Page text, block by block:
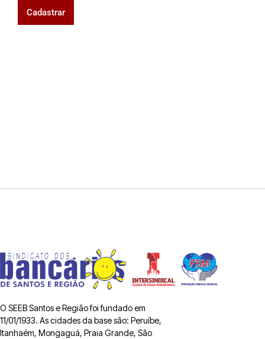
Cadastrar
O SEEB Santos e Região foi fundado em
11/01/1933. As cidades da base são: Peruíbe,
Itanhaém, Mongaguá, Praia Grande, São